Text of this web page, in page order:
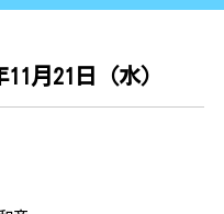
月21日（水）